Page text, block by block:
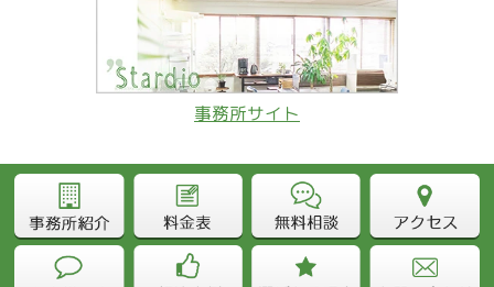
事務所サイト